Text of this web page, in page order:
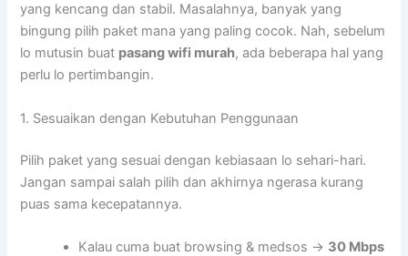
yang kencang dan stabil. Masalahnya, banyak yang
bingung pilih paket mana yang paling cocok. Nah, sebelum
lo mutusin buat pasang wifi murah, ada beberapa hal yang
perlu lo pertimbangin.
1. Sesuaikan dengan Kebutuhan Penggunaan
Pilih paket yang sesuai dengan kebiasaan lo sehari-hari.
Jangan sampai salah pilih dan akhirnya ngerasa kurang
puas sama kecepatannya.
Kalau cuma buat browsing & medsos → 30 Mbps